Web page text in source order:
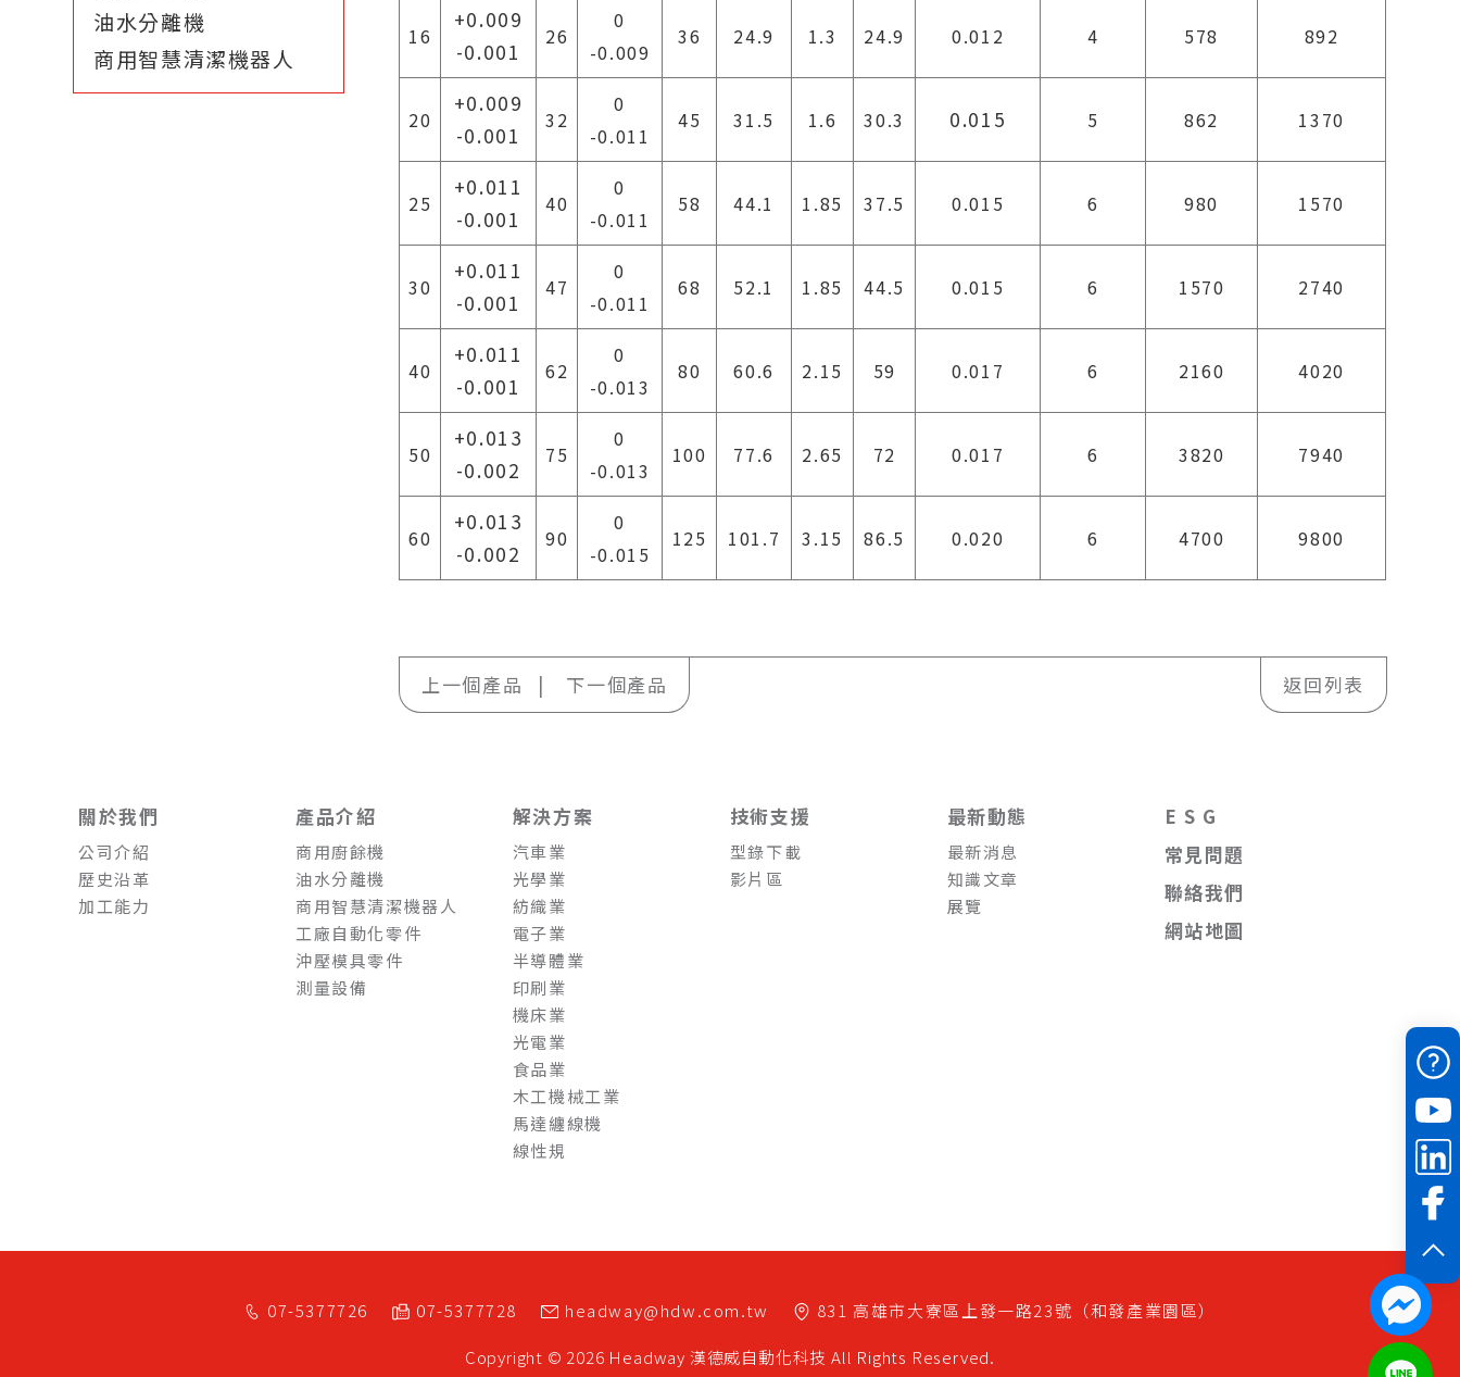
油水分離機
商用智慧清潔機器人
16
+0.009
-0.001
26
0
-0.009
36 24.9 1.3 24.9 0.012 4 578 892
20
+0.009
-0.001
32
0
-0.011
45 31.5 1.6 30.3 0.015 5 862 1370
25
+0.011
-0.001
40
0
-0.011
58 44.1 1.85 37.5 0.015 6 980 1570
30
+0.011
-0.001
47
0
-0.011
68 52.1 1.85 44.5 0.015 6 1570 2740
40
+0.011
-0.001
62
0
-0.013
80 60.6 2.15 59 0.017 6 2160 4020
50
+0.013
-0.002
75
0
-0.013
100 77.6 2.65 72 0.017 6 3820 7940
60
+0.013
-0.002
90
0
-0.015
125 101.7 3.15 86.5 0.020 6 4700 9800
上一個產品 下一個產品 返回列表
關於我們
公司介紹
歷史沿革
加工能力
產品介紹
商用廚餘機
油水分離機
商用智慧清潔機器人
工廠自動化零件
沖壓模具零件
測量設備
解決方案
汽車業
光學業
紡織業
電子業
半導體業
印刷業
機床業
光電業
食品業
木工機械工業
馬達纏線機
線性規
技術支援
型錄下載
影片區
最新動態
最新消息
知識文章
展覽
E S G
常見問題
聯絡我們
網站地圖
07-5377726 07-5377728 headway@hdw.com.tw 831 高雄市大寮區上發一路23號（和發產業園區）
Copyright © 2026 Headway 漢德威自動化科技 All Rights Reserved.